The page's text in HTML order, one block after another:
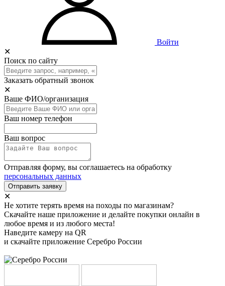
Войти
✕
Поиск по сайту
Заказать обратный звонок
✕
Ваше ФИО/организация
Ваш номер телефон
Ваш вопрос
Отправляя форму, вы соглашаетесь на обработку
персональных данных
Отправить заявку
✕
Не хотите терять время на походы по магазинам?
Скачайте наше приложение и делайте покупки онлайн в
любое время и из любого места!
Наведите камеру на QR
и скачайте приложение Серебро России